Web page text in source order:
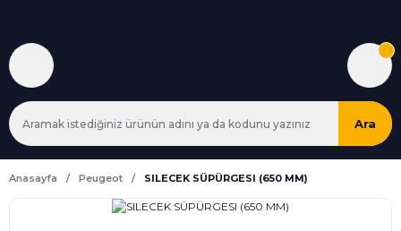
Ara
Anasayfa Peugeot SILECEK SÜPÜRGESI (650 MM)